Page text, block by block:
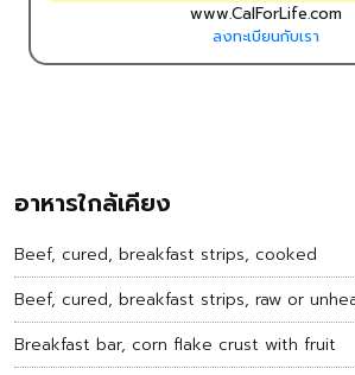
www.CalForLife.com
ลงทะเบียนกับเรา
อาหารใกล้เคียง
Beef, cured, breakfast strips, cooked
Beef, cured, breakfast strips, raw or
Breakfast bar, corn flake crust with fruit